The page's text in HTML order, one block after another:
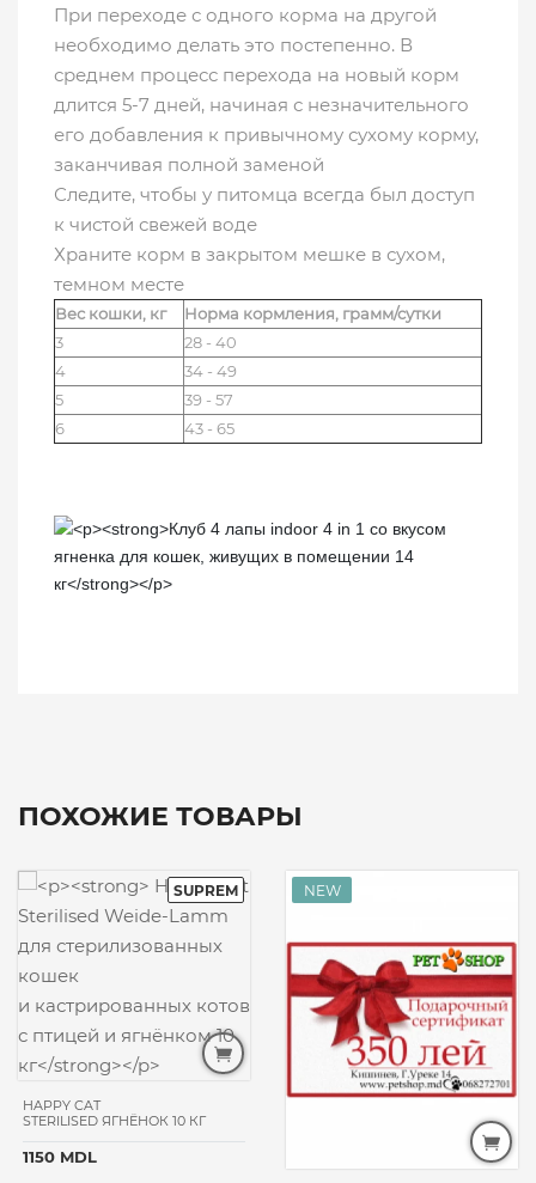
При переходе с одного корма на другой
необходимо делать это постепенно. В
среднем процесс перехода на новый корм
длится 5-7 дней, начиная с незначительного
его добавления к привычному сухому корму,
заканчивая полной заменой
Следите, чтобы у питомца всегда был доступ
к чистой свежей воде
Храните корм в закрытом мешке в сухом,
темном месте
Вес кошки, кг
Норма кормления, грамм/сутки
3
28 - 40
4
34 - 49
5
39 - 57
6
43 - 65
ПОХОЖИЕ ТОВАРЫ
HAPPY CAT
STERILISED ЯГНЁНОК 10 КГ
1150 MDL